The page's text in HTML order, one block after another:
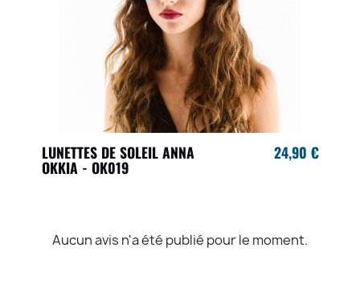
LUNETTES DE SOLEIL ANNA
OKKIA - OK019
24,90 €
Aucun avis n'a été publié pour le moment.